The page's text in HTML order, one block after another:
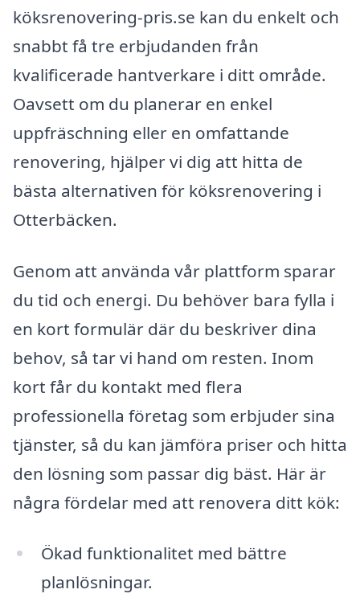
köksrenovering-pris.se kan du enkelt och
snabbt få tre erbjudanden från
kvalificerade hantverkare i ditt område.
Oavsett om du planerar en enkel
uppfräschning eller en omfattande
renovering, hjälper vi dig att hitta de
bästa alternativen för köksrenovering i
Otterbäcken.
Genom att använda vår plattform sparar
du tid och energi. Du behöver bara fylla i
en kort formulär där du beskriver dina
behov, så tar vi hand om resten. Inom
kort får du kontakt med flera
professionella företag som erbjuder sina
tjänster, så du kan jämföra priser och hitta
den lösning som passar dig bäst. Här är
några fördelar med att renovera ditt kök:
Ökad funktionalitet med bättre
planlösningar.